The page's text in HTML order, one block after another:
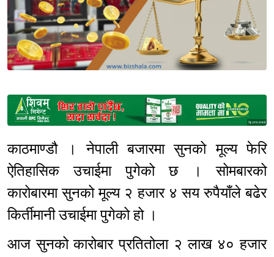
Sponsored
काठमाण्डौ । नेपाली बजारमा सुनको मूल्य फेरि
ऐतिहासिक उचाईमा पुगेको छ । सोमबारको
कारोबारमा सुनको मूल्य २ हजार ४ सय रुपैयाँले बढेर
किर्तीमानी उचाईमा पुगेको हो ।
आज सुनको कारोबार प्रतितोला २ लाख ४० हजार